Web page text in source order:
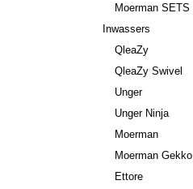
Moerman SETS
Inwassers
QleaZy
QleaZy Swivel
Unger
Unger Ninja
Moerman
Moerman Gekko
Ettore